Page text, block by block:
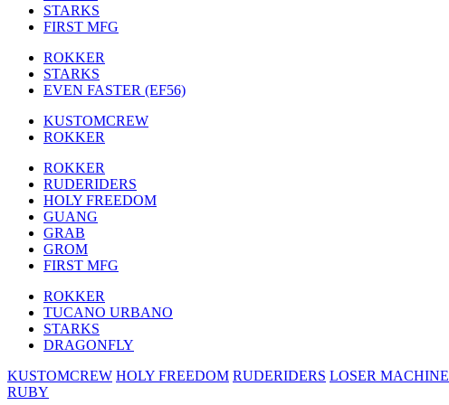
STARKS
FIRST MFG
ROKKER
STARKS
EVEN FASTER (EF56)
KUSTOMCREW
ROKKER
ROKKER
RUDERIDERS
HOLY FREEDOM
GUANG
GRAB
GROM
FIRST MFG
ROKKER
TUCANO URBANO
STARKS
DRAGONFLY
KUSTOMCREW HOLY FREEDOM RUDERIDERS LOSER MACHINE
RUBY